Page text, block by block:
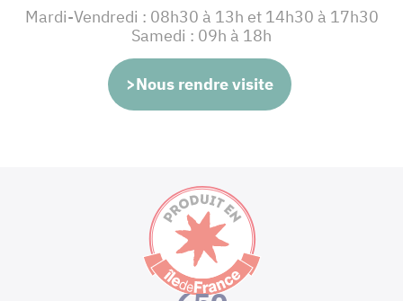
Mardi-Vendredi : 08h30 à 13h et 14h30 à 17h30
Samedi : 09h à 18h
>Nous rendre visite